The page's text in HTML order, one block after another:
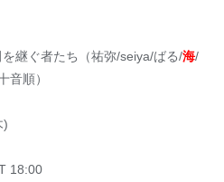
継ぐ者たち（祐弥/seiya/ばる/海/
音順）
)
18:00